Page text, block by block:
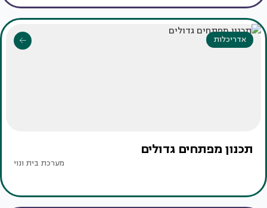
אדריכלות
תכנון מפתחים גדולים
מערכת בית ונוי